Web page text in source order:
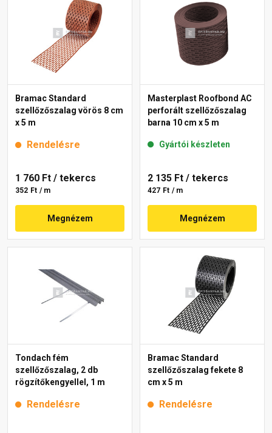
Bramac Standard
szellőzőszalag vörös 8 cm
x 5 m
Rendelésre
1 760 Ft / tekercs
352 Ft / m
Megnézem
Masterplast Roofbond AC
perforált szellőzőszalag
barna 10 cm x 5 m
Gyártói készleten
2 135 Ft / tekercs
427 Ft / m
Megnézem
Tondach fém
szellőzőszalag, 2 db
rögzítőkengyellel, 1 m
Rendelésre
Bramac Standard
szellőzőszalag fekete 8
cm x 5 m
Rendelésre